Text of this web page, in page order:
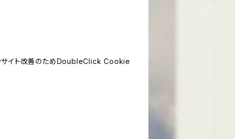
サイト改善のためDoubleClick Cookie